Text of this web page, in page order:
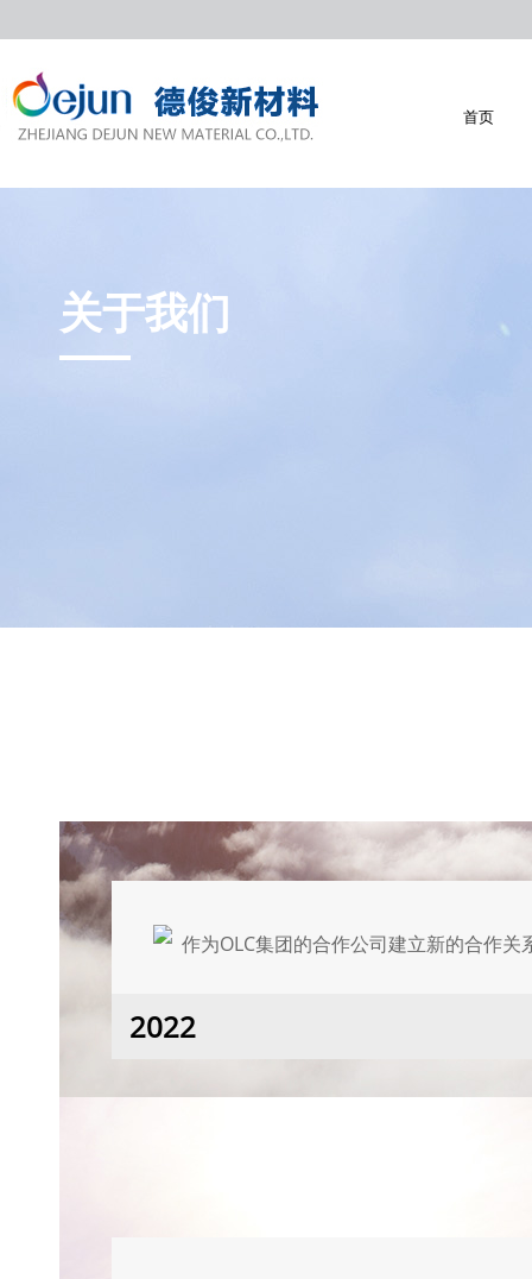
首页
关于我们
作为OLC集团的合作公司建立新的合作关
2022